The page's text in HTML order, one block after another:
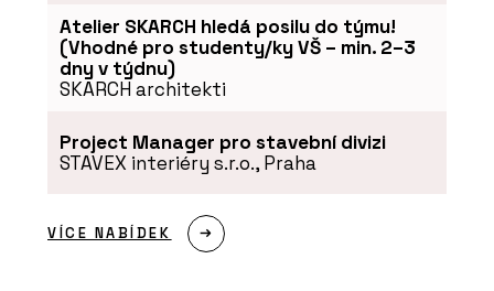
PRODUKTY
Aplikace Twinmotion - CEGRA
Atelier SKARCH hledá posilu do týmu!
(Vhodné pro studenty/ky VŠ – min. 2–3
dny v týdnu)
SKARCH architekti
Project Manager pro stavební divizi
STAVEX interiéry s.r.o., Praha
VÍCE NABÍDEK